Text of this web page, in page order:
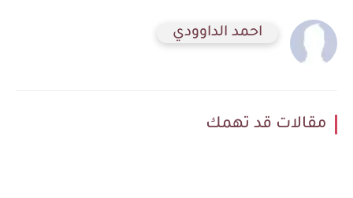
احمد الداوودي
مقالات قد تهمك